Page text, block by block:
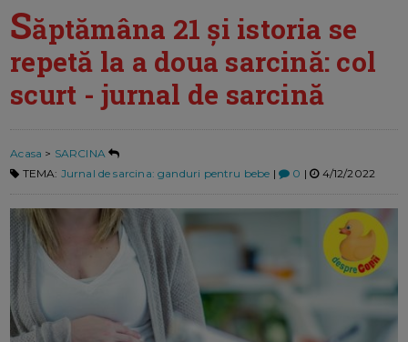
Săptămâna 21 și istoria se
repetă la a doua sarcină: col
scurt - jurnal de sarcină
Acasa > SARCINA
TEMA: Jurnal de sarcina: ganduri pentru bebe | 0 | 4/12/2022